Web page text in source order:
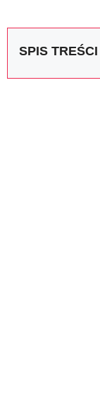
SPIS TREŚCI